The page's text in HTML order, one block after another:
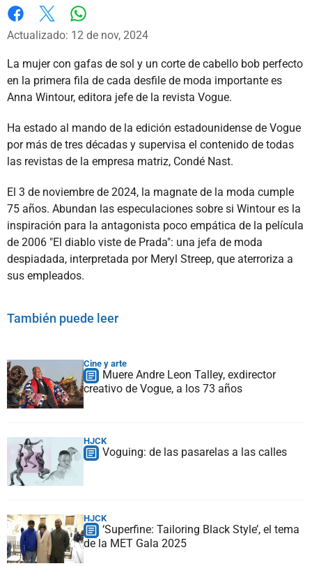
Facebook
X
Actualizado: 12 de nov, 2024
La mujer con gafas de sol y un corte de cabello bob perfecto
en la primera fila de cada desfile de moda importante es
Anna Wintour, editora jefe de la revista Vogue.
Ha estado al mando de la edición estadounidense de Vogue
por más de tres décadas y supervisa el contenido de todas
las revistas de la empresa matriz, Condé Nast.
El 3 de noviembre de 2024, la magnate de la moda cumple
75 años. Abundan las especulaciones sobre si Wintour es la
inspiración para la antagonista poco empática de la película
de 2006 "El diablo viste de Prada": una jefa de moda
despiadada, interpretada por Meryl Streep, que aterroriza a
sus empleados.
También puede leer
Cine y arte
Muere Andre Leon Talley, exdirector
creativo de Vogue, a los 73 años
HJCK
Voguing: de las pasarelas a las calles
HJCK
‘Superfine: Tailoring Black Style’, el tema
de la MET Gala 2025